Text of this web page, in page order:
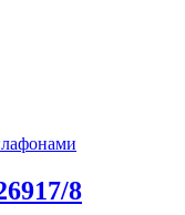
8